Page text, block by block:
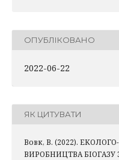
ОПУБЛІКОВАНО
2022-06-22
ЯК ЦИТУВАТИ
Вовк, В. (2022).
ВИРОБНИЦТВА